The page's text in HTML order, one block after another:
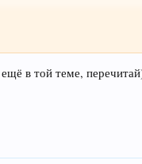
в той теме,